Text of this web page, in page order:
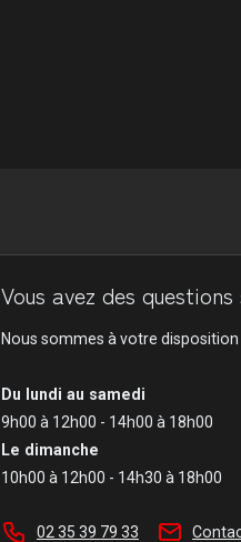
Vous avez des
Nous sommes à votre disposition
Du lundi au samedi
9h00 à 12h00 - 14h00 à 18h00
Le dimanche
10h00 à 12h00 - 14h30 à 18h00
02 35 39 79 33